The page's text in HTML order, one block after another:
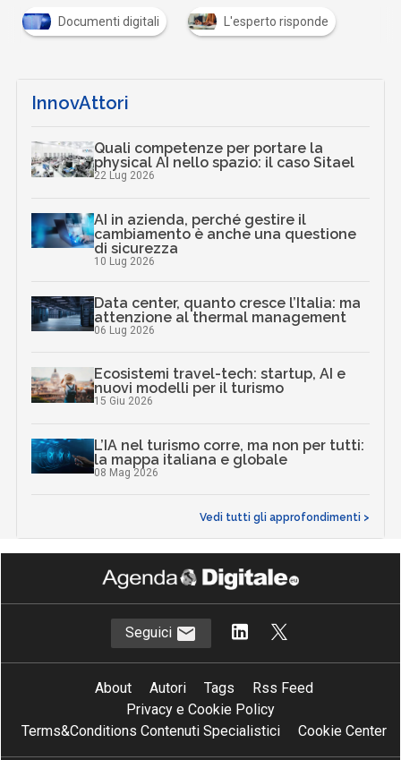
Documenti digitali L'esperto risponde
InnovAttori
Quali competenze per portare la
physical AI nello spazio: il caso Sitael
22 Lug 2026
AI in azienda, perché gestire il
cambiamento è anche una questione
di sicurezza
10 Lug 2026
Data center, quanto cresce l’Italia: ma
attenzione al thermal management
06 Lug 2026
Ecosistemi travel-tech: startup, AI e
nuovi modelli per il turismo
15 Giu 2026
L’IA nel turismo corre, ma non per tutti:
la mappa italiana e globale
08 Mag 2026
Vedi tutti gli approfondimenti >
Seguici
About Autori Tags
Rss Feed
Privacy e Cookie Policy
Terms&Conditions Contenuti Specialistici
Cookie Center